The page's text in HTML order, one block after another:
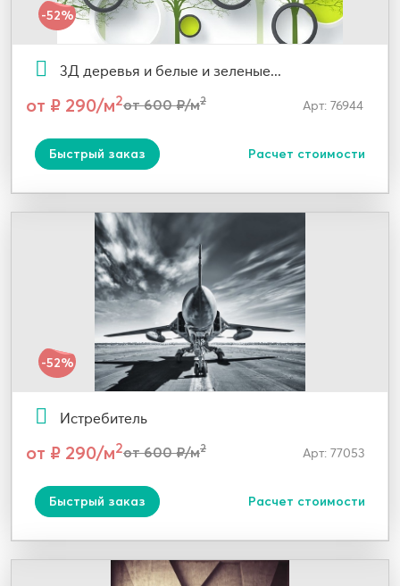
-52%
3Д деревья и белые и зеленые...
от ₽ 290/м2от 600 ₽/м2 Арт: 76944
Быстрый заказ Расчет стоимости
-52%
Истребитель
от ₽ 290/м2от 600 ₽/м2 Арт: 77053
Быстрый заказ Расчет стоимости